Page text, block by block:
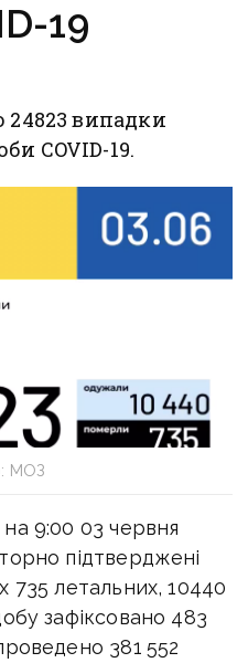
19
24823 випадки
COVID-19.
МОЗ
9:00 03 червня
підтверджені
735 летальних, 10440
зафіксовано 483
381 552